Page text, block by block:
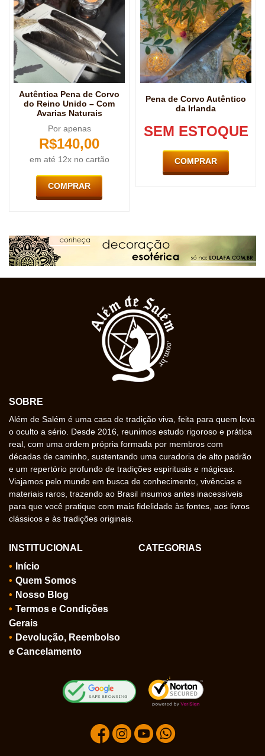
Autêntica Pena de Corvo
do Reino Unido – Com
Avarias Naturais
Por apenas
R$140,00
em até 12x no cartão
COMPRAR
Pena de Corvo Autêntico
da Irlanda
SEM ESTOQUE
COMPRAR
SOBRE
Além de Salém é uma casa de tradição viva, feita para quem leva
o oculto a sério. Desde 2016, reunimos estudo rigoroso e prática
real, com uma ordem própria formada por membros com
décadas de caminho, sustentando uma curadoria de alto padrão
e um repertório profundo de tradições espirituais e mágicas.
Viajamos pelo mundo em busca de conhecimento, vivências e
materiais raros, trazendo ao Brasil insumos antes inacessíveis
para que você pratique com mais fidelidade às fontes, aos livros
clássicos e às tradições originais.
INSTITUCIONAL
Início
Quem Somos
Nosso Blog
Termos e Condições
Gerais
Devolução, Reembolso
e Cancelamento
CATEGORIAS